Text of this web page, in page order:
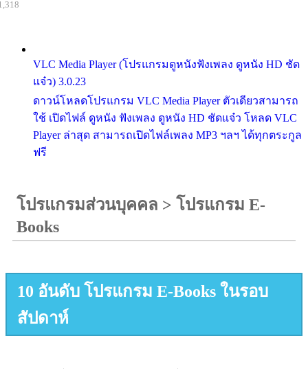
VLC Media Player (โปรแกรมดูหนังฟังเพลง ดูหนัง HD ชัด
แจ๋ว) 3.0.23
ดาวน์โหลดโปรแกรม VLC Media Player ตัวเดียวสามารถ
ใช้ เปิดไฟล์ ดูหนัง ฟังเพลง ดูหนัง HD ชัดแจ๋ว โหลด VLC
Player ล่าสุด สามารถเปิดไฟล์เพลง MP3 ฯลฯ ได้ทุกตระกูล
ฟรี
โปรแกรมส่วนบุคคล > โปรแกรม E-
Books
10 อันดับ โปรแกรม E-Books ในรอบ
สัปดาห์